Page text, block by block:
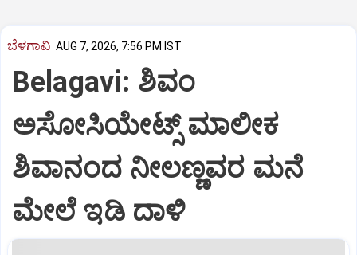
ಬೆಳಗಾವಿ AUG 7, 2026, 7:56 PM IST
Belagavi: ಶಿವಂ
ಅಸೋಸಿಯೇಟ್ಸ್ ಮಾಲೀಕ
ಶಿವಾನಂದ ನೀಲಣ್ಣವರ ಮನೆ
ಮೇಲೆ ಇಡಿ‌ ದಾಳಿ